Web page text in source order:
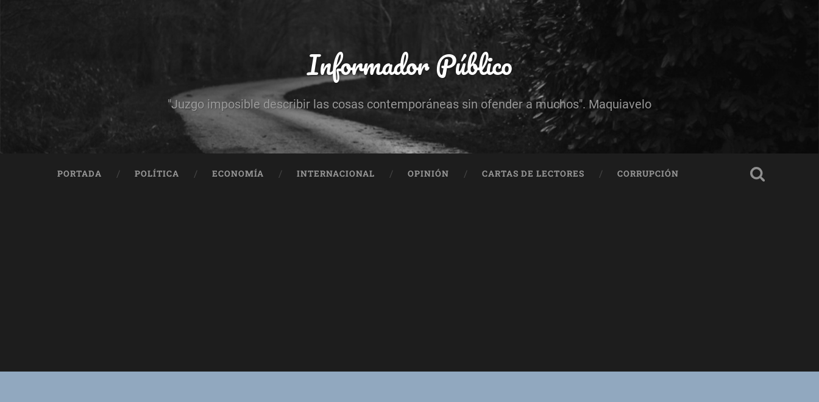
Informador Público
"Juzgo imposible describir las cosas contemporáneas sin ofender a muchos". Maquiavelo
PORTADA POLÍTICA ECONOMÍA INTERNACIONAL OPINIÓN CARTAS DE LECTORES CORRUPCIÓN